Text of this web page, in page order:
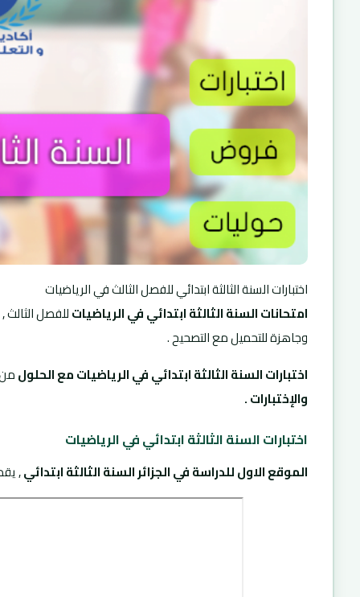
اختبارات السنة الثالثة ابتدائي للفصل الثالث في الرياضيات
امتحانات السنة الثالثة ابتدائي في الرياضياتللفصل الثالث ,
وجاهزة للتحميل مع التصحيح .
اختبارات السنة الثالثة ابتدائي في الرياضيات مع الحلول
والإختبارات .
اختبارات السنة الثالثة ابتدائي في الرياضيات
الموقع الاول للدراسة في الجزائر السنةالثالثة ابتدائي,